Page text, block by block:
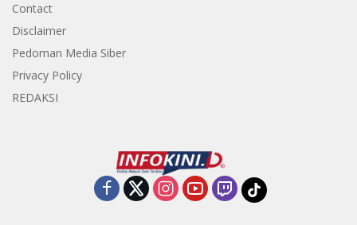
Contact
Disclaimer
Pedoman Media Siber
Privacy Policy
REDAKSI